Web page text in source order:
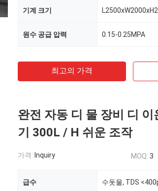
기계 크기
원수 공급 압력 0.15-0.25MPA
최고의 가격
완전 자동 디 물 장비 디 이
기 300L / H 쉬운 조작
가격: Inquiry MOQ: 3
급수 수돗물, TDS